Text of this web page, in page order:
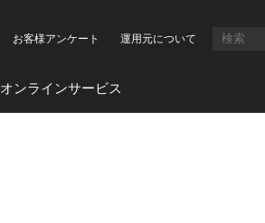
お客様アンケート 運用元について
オンラインサービス